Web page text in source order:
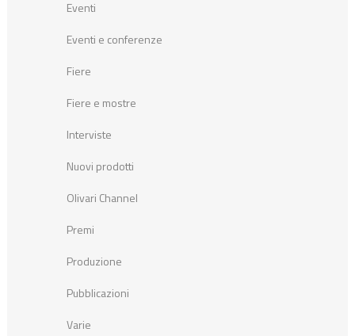
Eventi
Eventi e conferenze
Fiere
Fiere e mostre
Interviste
Nuovi prodotti
Olivari Channel
Premi
Produzione
Pubblicazioni
Varie